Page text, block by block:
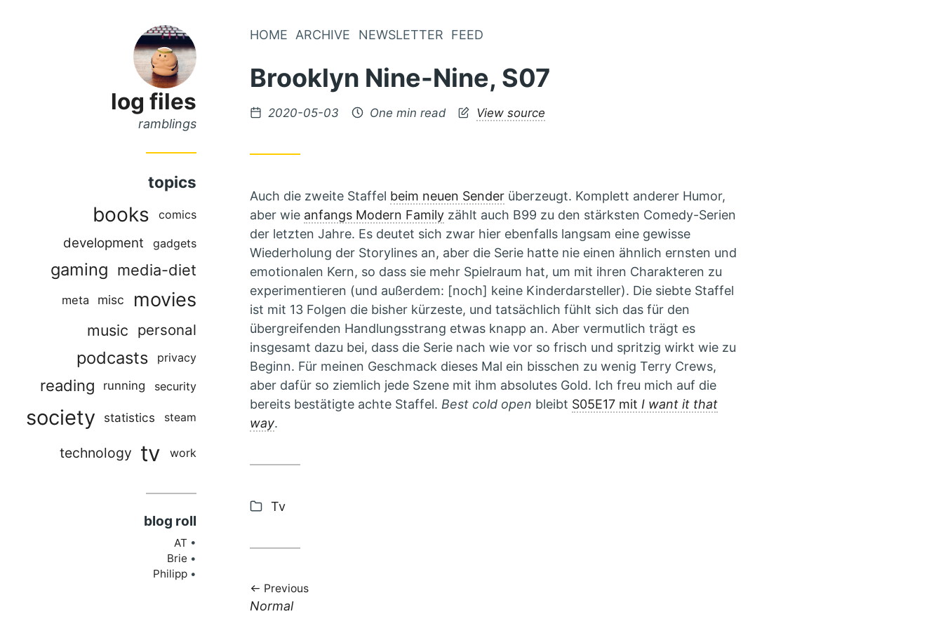
log files
ramblings
topics
books comics
development gadgets
gaming media-diet
meta misc movies
music personal
podcasts privacy
reading running security
society statistics steam
technology tv work
blog roll
AT
Brie
Philipp
Skip
Content
HOME ARCHIVE NEWSLETTER FEED
Brooklyn Nine-Nine, S07
Posted
2020-05-03 One min read View source
Auch die zweite Staffel beim neuen Sender überzeugt. Komplett anderer Humor,
aber wie anfangs Modern Family zählt auch B99 zu den stärksten Comedy-Serien
der letzten Jahre. Es deutet sich zwar hier ebenfalls langsam eine gewisse
Wiederholung der Storylines an, aber die Serie hatte nie einen ähnlich ernsten und
emotionalen Kern, so dass sie mehr Spielraum hat, um mit ihren Charakteren zu
experimentieren (und außerdem: [noch] keine Kinderdarsteller). Die siebte Staffel
ist mit 13 Folgen die bisher kürzeste, und tatsächlich fühlt sich das für den
übergreifenden Handlungsstrang etwas knapp an. Aber vermutlich trägt es
insgesamt dazu bei, dass die Serie nach wie vor so frisch und spritzig wirkt wie zu
Beginn. Für meinen Geschmack dieses Mal ein bisschen zu wenig Terry Crews,
aber dafür so ziemlich jede Szene mit ihm absolutes Gold. Ich freu mich auf die
bereits bestätigte achte Staffel. Best cold open bleibt S05E17 mit I want it that
way.
Categories:
Tv
Previous
Previous
Normal